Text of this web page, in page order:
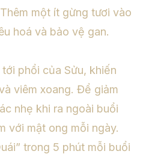
một ít gừng tươi vào
hoá và bảo vệ gan.
phổi của Sửu, khiến
viêm xoang. Để giảm
nhẹ khi ra ngoài buổi
với mật ong mỗi ngày.
trong 5 phút mỗi buổi